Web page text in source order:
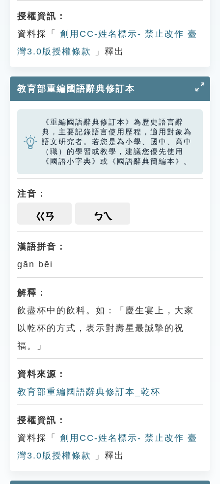
授權資訊：
資料採「
創用CC-姓名標示- 禁止改作 臺
灣3.0版授權條款
」釋出
教育部重編國語辭典修訂本
《重編國語辭典修訂本》為歷史語言辭
典，主要記錄語言使用歷程，適用對象為
語文研究者。若您是為小學、國中、高中
（職）的學習或教學，建議您優先使用
《國語小字典》或《國語辭典簡編本》。
注音：
ㄍㄢ ㄅㄟ
漢語拼音：
gān bēi
解釋：
飲盡杯中的飲料。如：「慶生宴上，大家
以乾杯的方式，表示對壽星最誠摯的祝
福。」
資料來源：
教育部重編國語辭典修訂本_乾杯
授權資訊：
資料採「
創用CC-姓名標示- 禁止改作 臺
灣3.0版授權條款
」釋出